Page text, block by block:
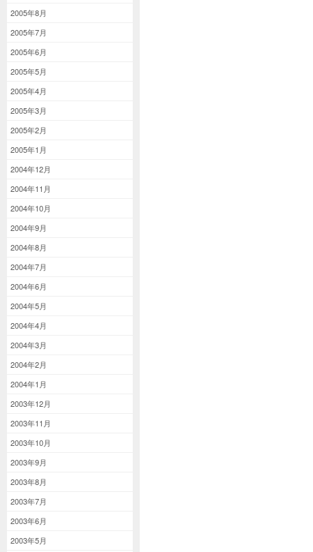
2005年8月
2005年7月
2005年6月
2005年5月
2005年4月
2005年3月
2005年2月
2005年1月
2004年12月
2004年11月
2004年10月
2004年9月
2004年8月
2004年7月
2004年6月
2004年5月
2004年4月
2004年3月
2004年2月
2004年1月
2003年12月
2003年11月
2003年10月
2003年9月
2003年8月
2003年7月
2003年6月
2003年5月